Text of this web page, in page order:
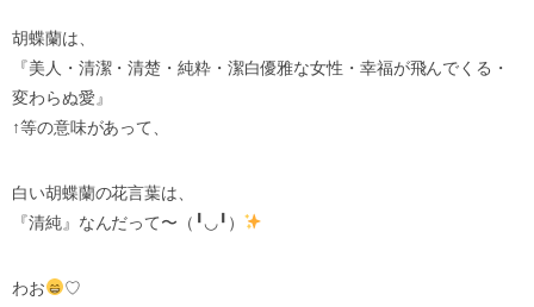
胡蝶蘭は、
『美人・清潔・清楚・純粋・潔白優雅な女性・幸福が飛んでくる・
変わらぬ愛』
↑等の意味があって、
白い胡蝶蘭の花言葉は、
『清純』なんだって〜（╹◡╹）
わお ♡